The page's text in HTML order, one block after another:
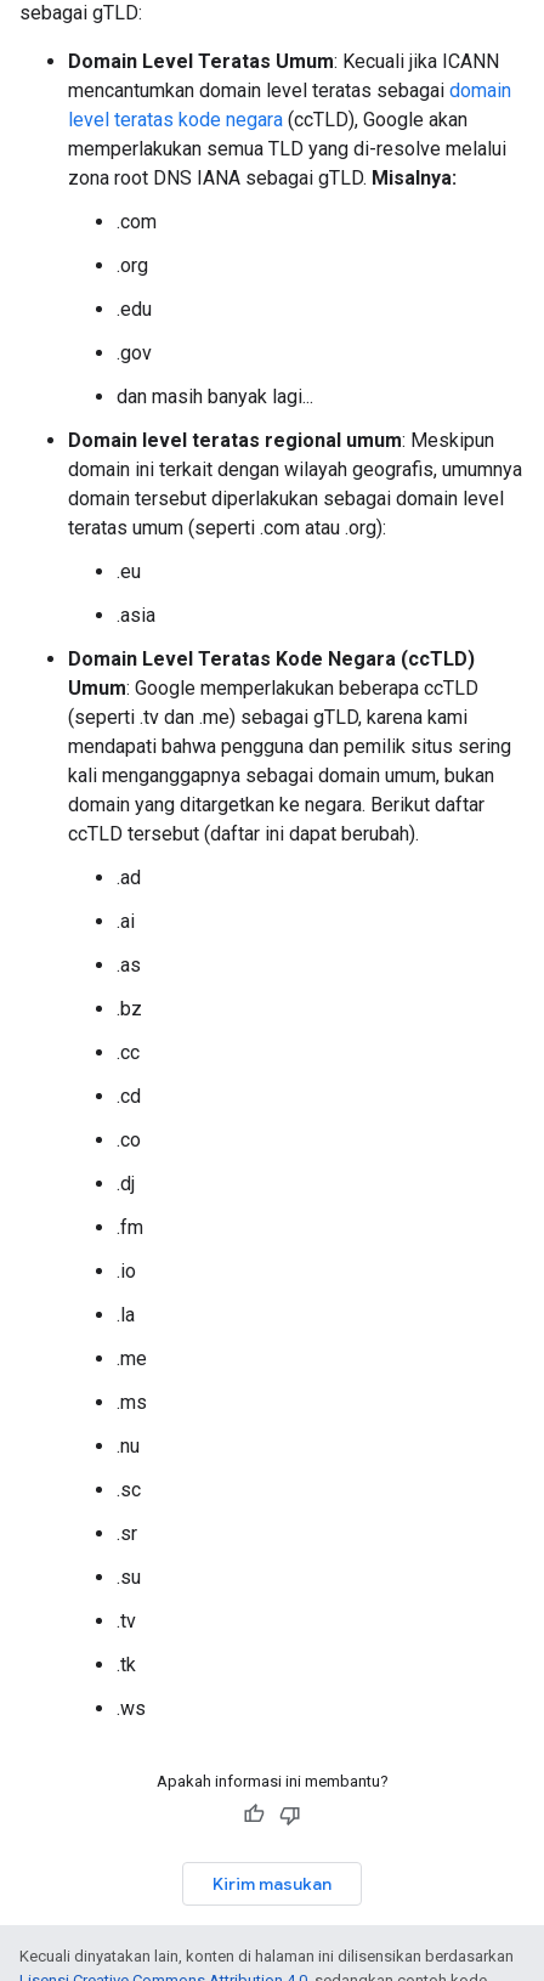
sebagai gTLD:
Domain Level Teratas Umum: Kecuali jika ICANN
mencantumkan domain level teratas sebagai domain
level teratas kode negara (ccTLD), Google akan
memperlakukan semua TLD yang di-resolve melalui
zona root DNS IANA sebagai gTLD. Misalnya:
.com
.org
.edu
.gov
dan masih banyak lagi...
Domain level teratas regional umum: Meskipun
domain ini terkait dengan wilayah geografis, umumnya
domain tersebut diperlakukan sebagai domain level
teratas umum (seperti .com atau .org):
.eu
.asia
Domain Level Teratas Kode Negara (ccTLD)
Umum: Google memperlakukan beberapa ccTLD
(seperti .tv dan .me) sebagai gTLD, karena kami
mendapati bahwa pengguna dan pemilik situs sering
kali menganggapnya sebagai domain umum, bukan
domain yang ditargetkan ke negara. Berikut daftar
ccTLD tersebut (daftar ini dapat berubah).
.ad
.ai
.as
.bz
.cc
.cd
.co
.dj
.fm
.io
.la
.me
.ms
.nu
.sc
.sr
.su
.tv
.tk
.ws
Apakah informasi ini membantu?
Kirim masukan
Kecuali dinyatakan lain, konten di halaman ini dilisensikan berdasarkan